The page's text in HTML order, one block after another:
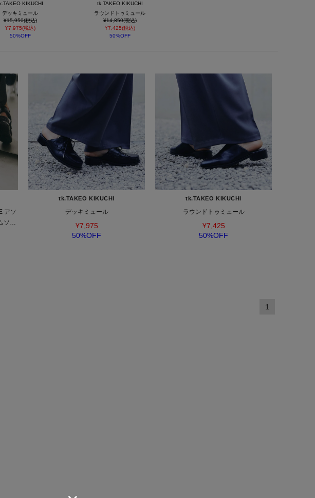
KIKUCHI
デッキミュール
¥15,950(税込)
¥7,975(税込)
50%OFF
tk.TAKEO KIKUCHI
ラウンドトゥミュール
¥14,850(税込)
¥7,425(税込)
50%OFF
アソ
ソー
ーソ
tk.TAKEO KIKUCHI
デッキミュール
¥7,975
50%OFF
tk.TAKEO KIKUCHI
ラウンドトゥミュール
¥7,425
50%OFF
1